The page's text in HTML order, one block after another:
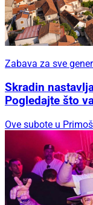
Zabava za sve
Skradin
Pogledajte što
Ove subote u